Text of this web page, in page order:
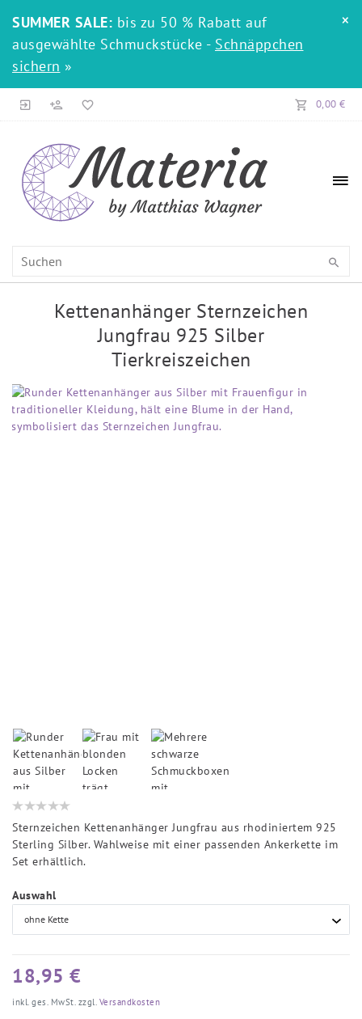
SUMMER SALE: bis zu 50 % Rabatt auf
ausgewählte Schmuckstücke - Schnäppchen
sichern »
×
0,00 €
Kettenanhänger Sternzeichen
Jungfrau 925 Silber
Tierkreiszeichen
Sternzeichen Kettenanhänger Jungfrau aus rhodiniertem 925
Sterling Silber. Wahlweise mit einer passenden Ankerkette im
Set erhältlich.
Auswahl
18,95 €
inkl. ges. MwSt. zzgl.Versandkosten